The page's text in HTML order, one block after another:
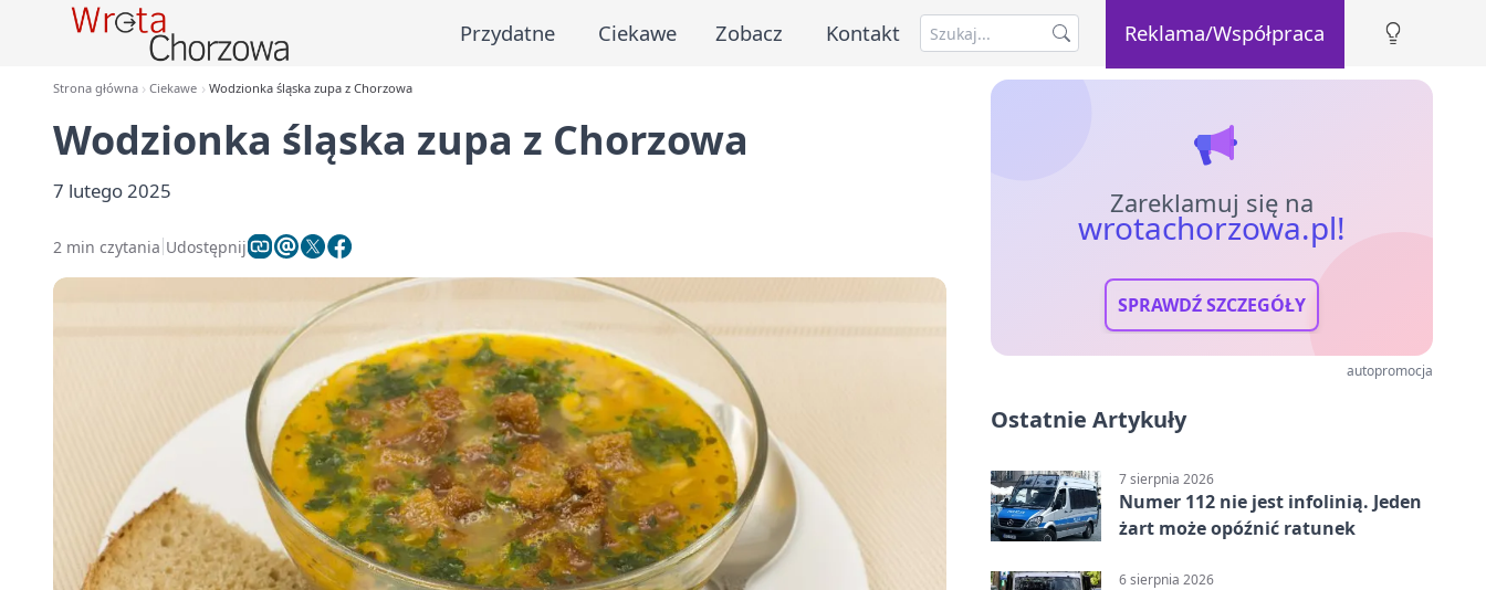
Przydatne Ciekawe Zobacz Kontakt Reklama/Współpraca
Strona główna Ciekawe Wodzionka śląska zupa z Chorzowa
Wodzionka śląska zupa z Chorzowa
7 lutego 2025
2 min czytania Udostępnij
Zareklamuj się na
wrotachorzowa.pl!
SPRAWDŹ SZCZEGÓŁY
autopromocja
Ostatnie Artykuły
7 sierpnia 2026
Numer 112 nie jest infolinią. Jeden
żart może opóźnić ratunek
6 sierpnia 2026